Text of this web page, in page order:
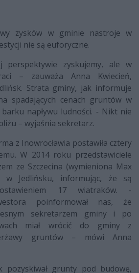
zysków w gminie nastroje w
nie są euforyczne.
zyskujemy, ale w
– zauważa Anna Kwiecień,
Strata gminy, jak informuje
spadających cenach gruntów w
napływu ludności. - Nikt nie
– wyjaśnia sekretarz.
z Inowrocławia postawiła cztery
W 2014 roku przedstawiciele
ze Szczecina (wymieniona Max
w Jedlińsku, informując, że są
17 wiatraków. -
poinformował nas, że
sekretarzem gminy i po
miał wrócić do gminy z
gruntów – mówi Anna
pozyskiwał grunty pod budowę,